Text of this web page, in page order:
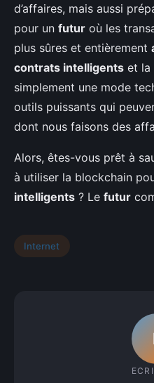
d’affaires, mais aussi
pour un futur où les
plus sûres et entièrement
contrats intelligents et la
simplement une mode
outils puissants qui
dont nous faisons des
Alors, êtes-vous prêt à
à utiliser la blockchain
intelligents ? Le futur
Internet